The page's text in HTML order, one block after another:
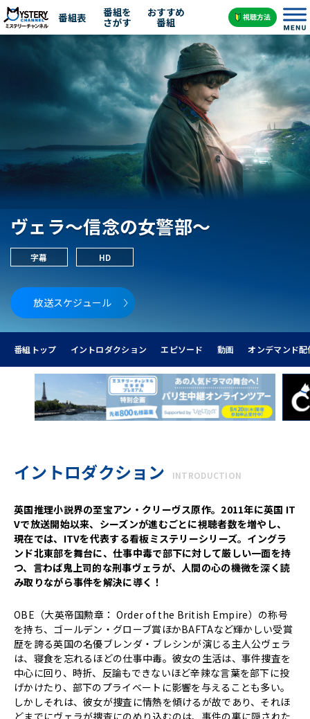
番組表 番組を
さがす
おすすめ
番組
ヴェラ～信念の女警部～
字幕 HD
放送スケジュール
番組トップ イントロダクション エピソード 動画 オンデマンド配
イントロダクション INTRODUCTION
英国推理小説界の至宝アン・クリーヴス原作。2011年に英国 IT
Vで放送開始以来、シーズンが進むごとに視聴者数を増やし、
現在では、ITVを代表する看板ミステリーシリーズ。イングラ
ンド北東部を舞台に、仕事中毒で部下に対して厳しい一面を持
つ、言わば鬼上司的な刑事ヴェラが、人間の心の機微を深く読
み取りながら事件を解決に導く！
OBE（大英帝国勲章： Order of the British Empire）の称号
を持ち、ゴールデン・グローブ賞ほかBAFTAなど輝かしい受賞
歴を誇る英国の名優ブレンダ・ブレシンが演じる主人公ヴェラ
は、寝食を忘れるほどの仕事中毒。彼女の生活は、事件捜査を
中心に回り、時折、反論もできないほど辛辣な言葉を部下に投
げかけたり、部下のプライベートに影響を与えることも多い。
しかしそれは、彼女が捜査に情熱を傾けるが故であり、それほ
どまでにヴェラが捜査にのめり込むのは、事件の裏に隠された